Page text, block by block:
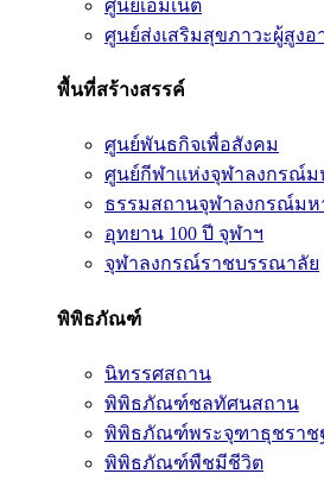
ศูนย์เอ็มเน็ต
ศูนย์ส่งเสริมสุขภาวะผู้สูงอ
พื้นที่สร้างสรรค์
ศูนย์พันธกิจเพื่อสังคม
ศูนย์กีฬาแห่งจุฬาลงกรณ์ม
ธรรมสถานจุฬาลงกรณ์มห
อุทยาน 100 ปี จุฬาฯ
จุฬาลงกรณ์ราชบรรณาลัย
พิพิธภัณฑ์
นิทรรศสถาน
พิพิธภัณฑ์ชลทัศนสถาน
พิพิธภัณฑ์พระจุฑาธุชราช
พิพิธภัณฑ์พืชมีชีวิต